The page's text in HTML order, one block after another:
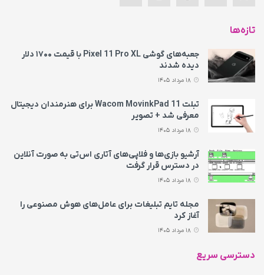
تازه‌ها
جعبه‌های گوشی Pixel 11 Pro XL با قیمت ۱۷۰۰ دلار
دیده شدند
تبلت Wacom MovinkPad 11 برای هنرمندان دیجیتال
معرفی شد + تصویر
آرشیو بازی‌ها و فلاپی‌های آتاری اس‌تی به‌ صورت آنلاین
در دسترس قرار گرفت
مجله تایم تبلیغات برای عامل‌های هوش مصنوعی را
آغاز کرد
دسترسی سریع